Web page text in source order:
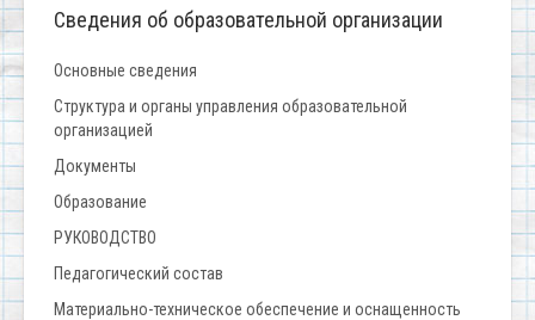
Сведения об образовательной организации
Основные сведения
Структура и органы управления образовательной
организацией
Документы
Образование
РУКОВОДСТВО
Педагогический состав
Материально-техническое обеспечение и оснащенность